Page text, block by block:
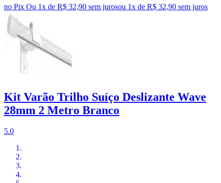
no Pix Ou 1x de R$ 32,90 sem jurosou 1x de R$ 32,90 sem juros
Kit Varão Trilho Suíço Deslizante Wave
28mm 2 Metro Branco
5.0